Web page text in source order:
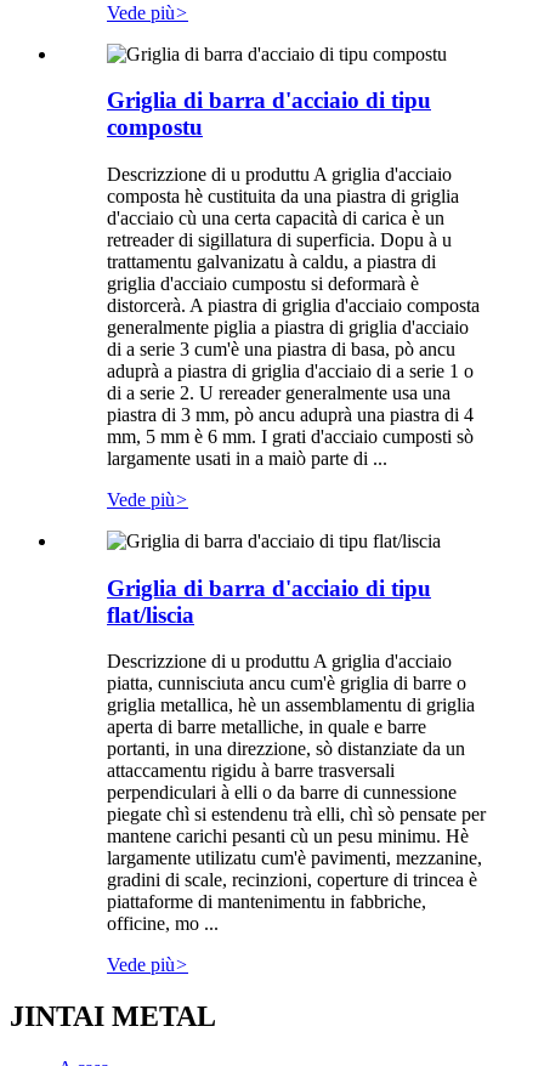
Vede più>
Griglia di barra d'acciaio di tipu
compostu
Descrizzione di u produttu A griglia d'acciaio
composta hè custituita da una piastra di griglia
d'acciaio cù una certa capacità di carica è un
retreader di sigillatura di superficia. Dopu à u
trattamentu galvanizatu à caldu, a piastra di
griglia d'acciaio cumpostu si deformarà è
distorcerà. A piastra di griglia d'acciaio composta
generalmente piglia a piastra di griglia d'acciaio
di a serie 3 cum'è una piastra di basa, pò ancu
aduprà a piastra di griglia d'acciaio di a serie 1 o
di a serie 2. U rereader generalmente usa una
piastra di 3 mm, pò ancu aduprà una piastra di 4
mm, 5 mm è 6 mm. I grati d'acciaio cumposti sò
largamente usati in a maiò parte di ...
Vede più>
Griglia di barra d'acciaio di tipu
flat/liscia
Descrizzione di u produttu A griglia d'acciaio
piatta, cunnisciuta ancu cum'è griglia di barre o
griglia metallica, hè un assemblamentu di griglia
aperta di barre metalliche, in quale e barre
portanti, in una direzzione, sò distanziate da un
attaccamentu rigidu à barre trasversali
perpendiculari à elli o da barre di cunnessione
piegate chì si estendenu trà elli, chì sò pensate per
mantene carichi pesanti cù un pesu minimu. Hè
largamente utilizatu cum'è pavimenti, mezzanine,
gradini di scale, recinzioni, coperture di trincea è
piattaforme di mantenimentu in fabbriche,
officine, mo ...
Vede più>
JINTAI METAL